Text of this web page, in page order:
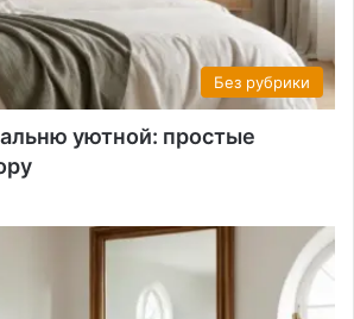
Без рубрики
уютной: простые